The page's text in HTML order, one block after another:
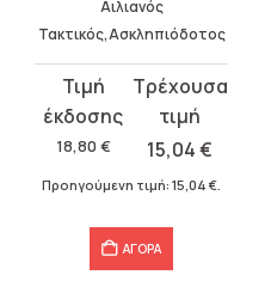
Αιλιανός
Τακτικός,Ασκληπιόδοτος
18,80 €
Original
price
was:
18,80 €.
15,04€
τρέχουσα
τιμή
είναι:
Προηγούμενη τιμή: 15,04 €.
ΑΓΟΡΑ